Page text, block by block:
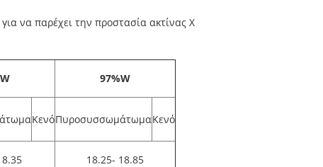
να παρέχει την προστασία ακτίνας X
97%W
ΚενόΠυροσυσσωμάτωμαΚενό
18.25- 18.85